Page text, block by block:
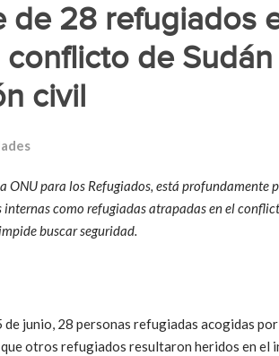
de 28 refugiados
de
civil
ONU para los Refugiados, está
internas como refugiadas atrapadas en el
buscar seguridad.
junio, 28 personas refugiadas acogidas
otros refugiados resultaron heridos en el